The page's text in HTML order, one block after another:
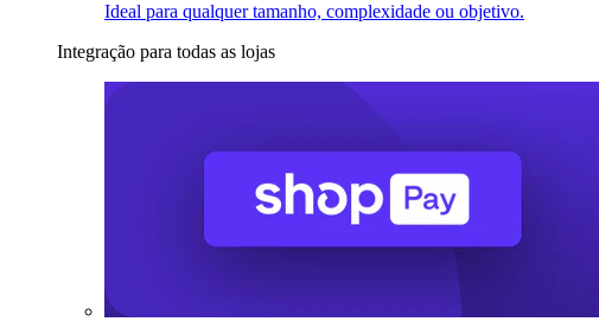
Ideal para qualquer tamanho, complexidade ou objetivo.
Integração para todas as lojas